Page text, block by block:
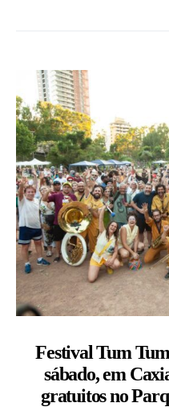
Festival Tum
sábado, em
gratuitos no